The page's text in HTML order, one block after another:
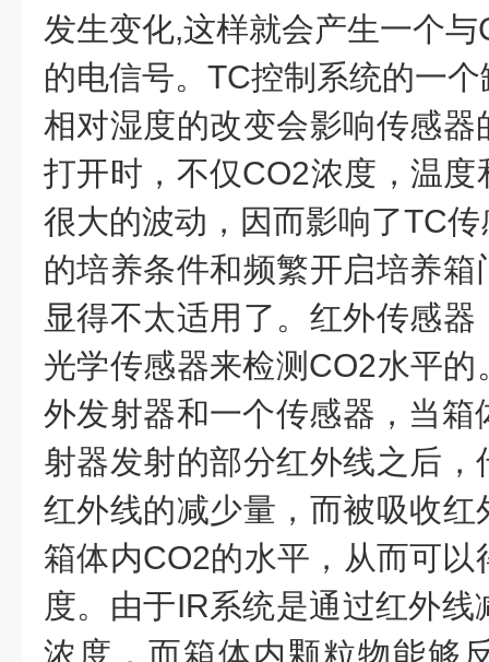
发生变化,这样就会产生一个
的电信号。TC控制系统的一
相对湿度的改变会影响传感
打开时，不仅CO2浓度，温
很大的波动，因而影响了TC
的培养条件和频繁开启培养
显得不太适用了。红外传感
光学传感器来检测CO2水平
外发射器和一个传感器，当箱
射器发射的部分红外线之后
红外线的减少量，而被吸收
箱体内CO2的水平，从而可
度。由于IR系统是通过红外
浓度，而箱体内颗粒物能够